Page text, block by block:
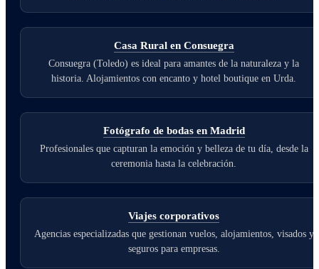
Casa Rural en Consuegra
Consuegra (Toledo) es ideal para amantes de la naturaleza y la
historia. Alojamientos con encanto y hotel boutique en Urda.
Fotógrafo de bodas en Madrid
Profesionales que capturan la emoción y belleza de tu día, desde la
ceremonia hasta la celebración.
Viajes corporativos
Agencias especializadas que gestionan vuelos, alojamientos, visados y
seguros para empresas.